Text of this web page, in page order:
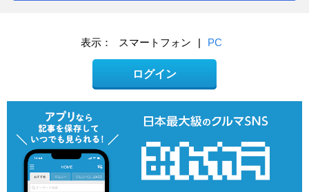
表示： スマートフォン | PC
ログイン